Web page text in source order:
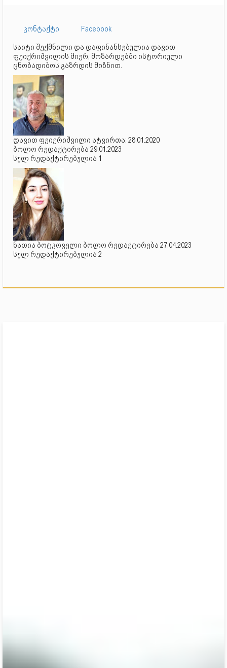
კონტაქტი
Facebook
საიტი შექმნილი და დაფინანსებულია დავით
ფეიქრიშვილის მიერ, მოზარდებში ისტორიული
ცნობადიბოს გაზრდის მიზნით.
დავით ფეიქრიშვილი ატვირთა: 28.01.2020
ბოლო რედაქტირება 29.01.2023
სულ რედაქტირებულია 1
ნათია ბოტკოველი ბოლო რედაქტირება 27.04.2023
სულ რედაქტირებულია 2